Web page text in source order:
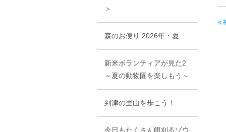
«
＞
森のお便り 2026年・夏
新米ボランティアが見た2
～夏の動物園を楽しもう～
到津の里山を歩こう！
今日もたくさん餌刈るゾウ